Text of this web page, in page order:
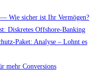
Wie sicher ist Ihr Vermögen?
Diskretes Offshore-Banking
Paket: Analyse – Lohnt es
mehr Conversions